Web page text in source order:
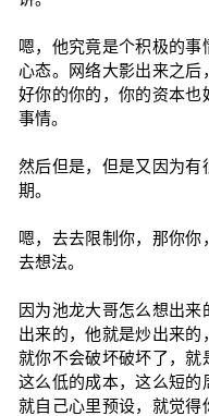
嗯，他究竟是个积极的
心态。网络大影出来之
好你的你的，你的资本也
事情。
然后但是，但是又因为有
期。
嗯，去去限制你，那你
去想法。
因为池龙大哥怎么想出
出来的，他就是炒出来
就你不会破坏破坏了，就
这么低的成本，这么短的
就自己心里预设，就觉得